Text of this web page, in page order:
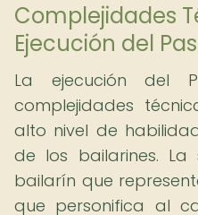
Complejidades
Ejecución del
La ejecución del
complejidades
alto nivel de
de los bailarines. La
bailarín que
que personifica al